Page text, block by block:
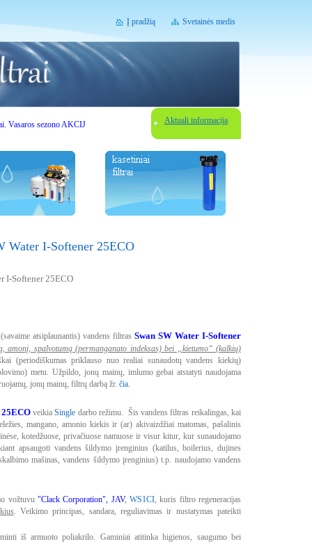
Svetainės medis
Į pradžią
sezono AKCIJOS. Gerbiami lankytojai, prieš užsisakydami vandens filtravimo įrenginį
Aktuali informacija
Water I-Softener 25ECO
I-Softener 25ECO
atsiplaunantis) vandens filtras Swan SW Water I-Softener
amonį, spalvotumą (permanganato indeksas) bei „kietumo“ (kalkių)
(periodiškumas priklauso nuo realiai sunaudotų vandens kiekių)
metu. Užpildo, jonų mainų, imlumo gebai atstatyti naudojama
jonų mainų, filtrų darbą žr. čia.
veikiaSingle darbo režimu. Šis vandens filtras reikalingas, kai
mangano, amonio kiekis ir (ar) akivaizdžiai matomas, pašalinis
kotedžuose, privačiuose namuose ir visur kitur, kur sunaudojamo
apsaugoti vandens šildymo įrenginius (katilus, boilerius, dujines
mašinas, vandens šildymo įrenginius) t.p. naudojamo vandens
vožtuvu "Clack Corporation", JAV, WS1CI, kuris filtro regeneracijas
. Veikimo principas, sandara, reguliavimas ir nustatymas pateikti
iš armuoto poliakrilo. Gaminiai atitinka higienos, saugumo bei